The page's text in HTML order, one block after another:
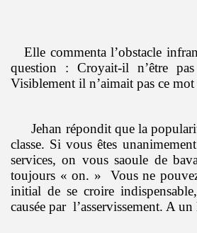
Elle commenta l’obstacle
question : Croyait-il n’être pas
Visiblement il n’aimait pas ce
Jehan répondit que la
classe. Si vous êtes
services, on vous saoule de
toujours « on. » Vous ne
initial de se croire
causée par l’asservissement. A